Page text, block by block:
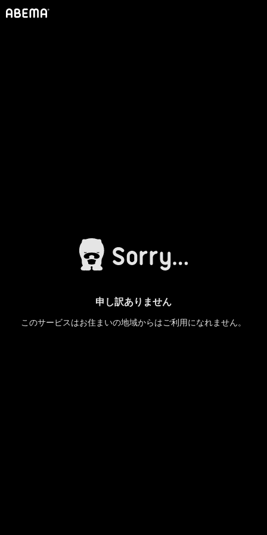
申し訳ありません
このサービスはお住まいの地域からはご利用になれません。